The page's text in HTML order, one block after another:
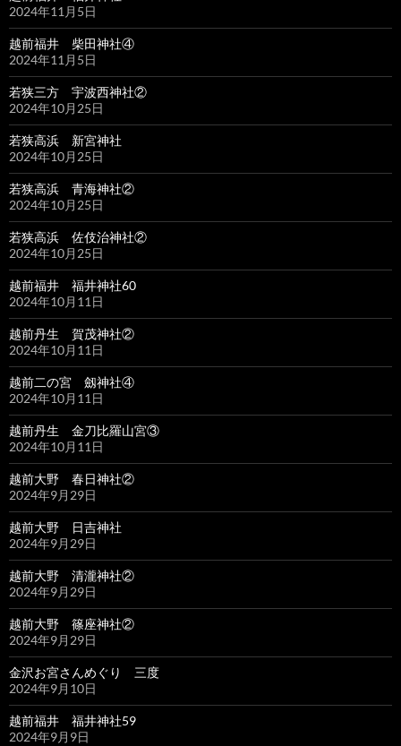
2024年11月5日
越前福井 柴田神社④
2024年11月5日
若狭三方 宇波西神社②
2024年10月25日
若狭高浜 新宮神社
2024年10月25日
若狭高浜 青海神社②
2024年10月25日
若狭高浜 佐伎治神社②
2024年10月25日
越前福井 福井神社60
2024年10月11日
越前丹生 賀茂神社②
2024年10月11日
越前二の宮 劔神社④
2024年10月11日
越前丹生 金刀比羅山宮③
2024年10月11日
越前大野 春日神社②
2024年9月29日
越前大野 日吉神社
2024年9月29日
越前大野 清瀧神社②
2024年9月29日
越前大野 篠座神社②
2024年9月29日
金沢お宮さんめぐり 三度
2024年9月10日
越前福井 福井神社59
2024年9月9日